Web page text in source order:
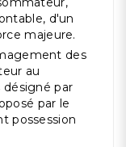
d'un
majeure.
des
au
par
par le
possession